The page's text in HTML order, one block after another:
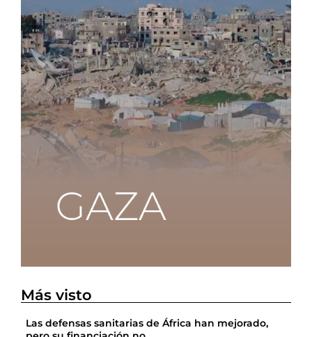
Más visto
Las defensas sanitarias de África han mejorado,